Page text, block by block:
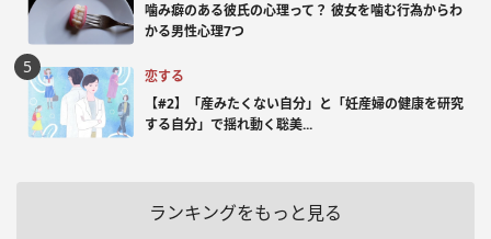
噛み癖のある彼氏の心理って？ 彼女を噛む行為からわ
かる男性心理7つ
恋する
【#2】「産みたくない自分」と「妊産婦の健康を研究
する自分」で揺れ動く聡美...
ランキングをもっと見る